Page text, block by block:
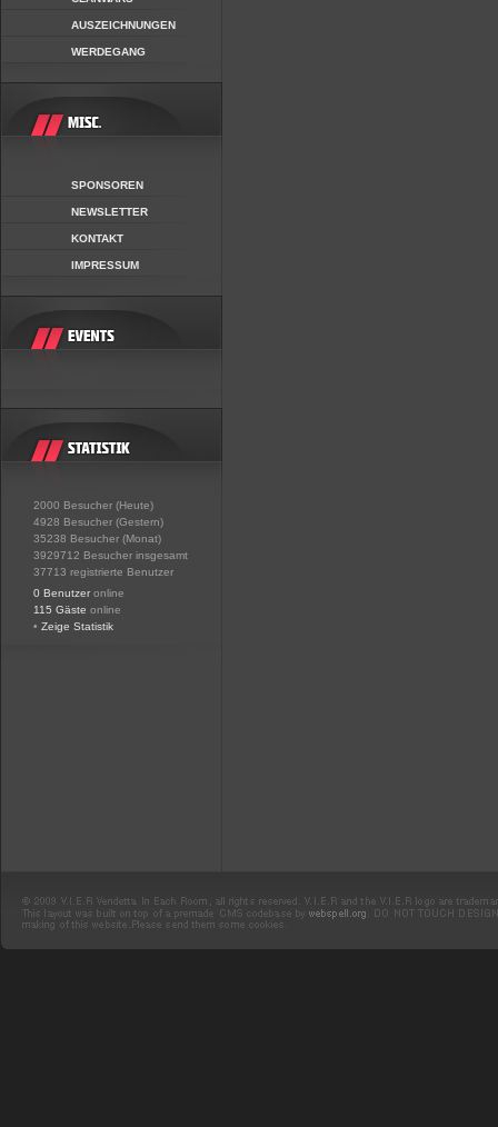
AUSZEICHNUNGEN
WERDEGANG
SPONSOREN
NEWSLETTER
KONTAKT
IMPRESSUM
2000 Besucher (Heute)
4928 Besucher (Gestern)
35238 Besucher (Monat)
3929712 Besucher insgesamt
37713 registrierte Benutzer
0 Benutzer online
115 Gäste online
• Zeige Statistik